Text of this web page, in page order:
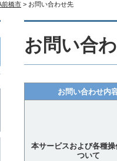
前橋市 > お問い合わせ先
お問い合
お問い合わせ内
本サービスおよび各種操
ついて